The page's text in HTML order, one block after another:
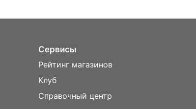
Сервисы
Рейтинг магазинов
Клуб
Справочный центр